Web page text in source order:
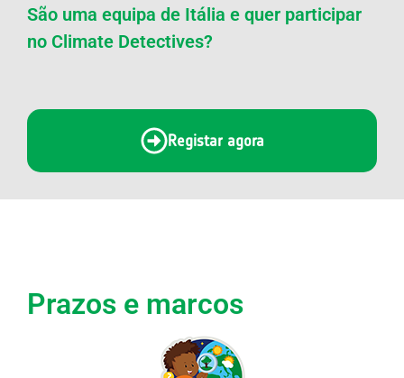
São uma equipa de Itália e quer participar
no Climate Detectives?
Registar agora
Prazos e marcos